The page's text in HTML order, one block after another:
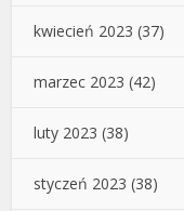
kwiecień 2023 (37)
marzec 2023 (42)
luty 2023 (38)
styczeń 2023 (38)